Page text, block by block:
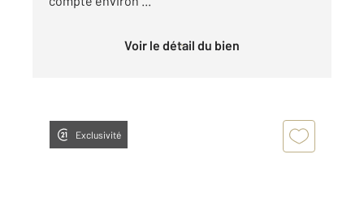
Voir le détail du bien
Exclusivité